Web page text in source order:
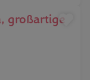
großartige